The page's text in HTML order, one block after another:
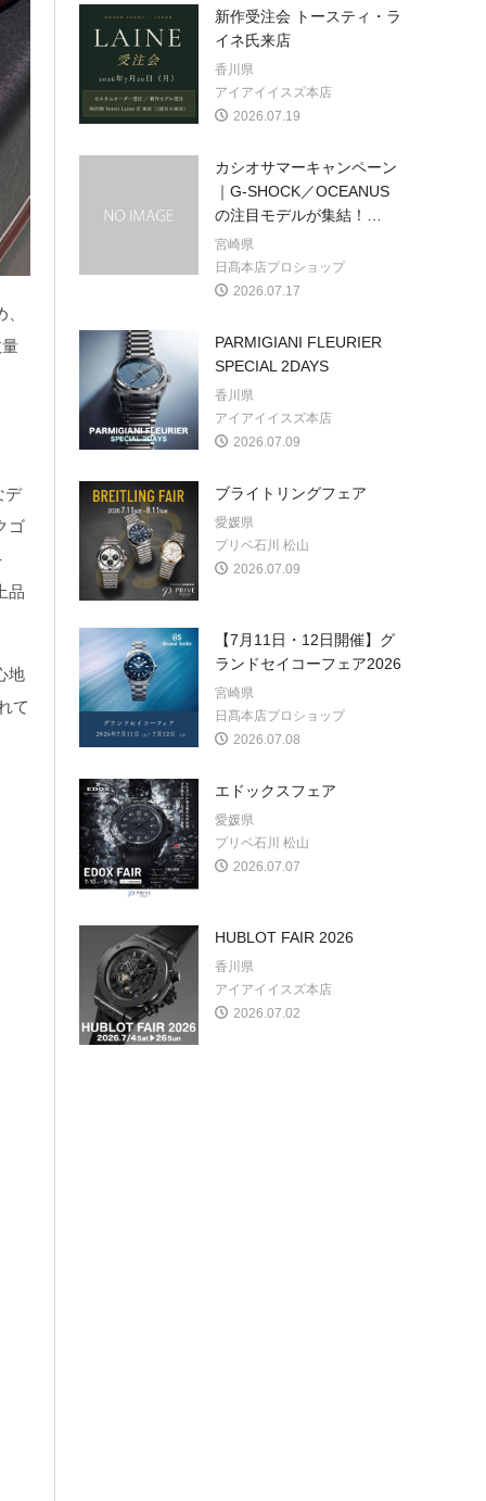
デ
ゴ
品
地
て
新作受注会 トースティ・ラ
イネ氏来店
香川県
アイアイイスズ本店
2026.07.19
カシオサマーキャンペーン
｜G-SHOCK／OCEANUS
の注目モデルが集結！ …
宮崎県
日髙本店プロショップ
2026.07.17
PARMIGIANI FLEURIER
SPECIAL 2DAYS
香川県
アイアイイスズ本店
2026.07.09
ブライトリングフェア
愛媛県
プリベ石川 松山
2026.07.09
【7月11日・12日開催】グ
ランドセイコーフェア2026
宮崎県
日髙本店プロショップ
2026.07.08
エドックスフェア
愛媛県
プリベ石川 松山
2026.07.07
HUBLOT FAIR 2026
香川県
アイアイイスズ本店
2026.07.02